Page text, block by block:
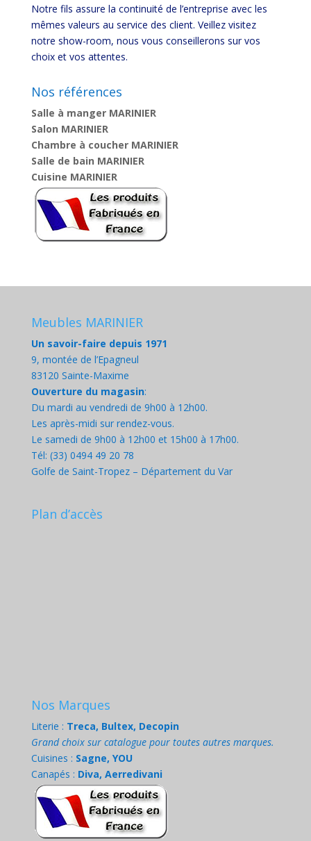
Notre fils assure la continuité de l’entreprise avec les
mêmes valeurs au service des client. Veillez visitez
notre show-room, nous vous conseillerons sur vos
choix et vos attentes.
Nos références
Salle à manger MARINIER
Salon MARINIER
Chambre à coucher MARINIER
Salle de bain MARINIER
Cuisine MARINIER
Meubles MARINIER
Un savoir-faire depuis 1971
9, montée de l’Epagneul
83120 Sainte-Maxime
Ouverture du magasin:
Du mardi au vendredi de 9h00 à 12h00.
Les après-midi sur rendez-vous.
Le samedi de 9h00 à 12h00 et 15h00 à 17h00.
Tél: (33) 0494 49 20 78
Golfe de Saint-Tropez – Département du Var
Plan d’accès
Nos Marques
Literie : Treca, Bultex, Decopin
Grand choix sur catalogue pour toutes autres marques.
Cuisines : Sagne, YOU
Canapés : Diva, Aerredivani